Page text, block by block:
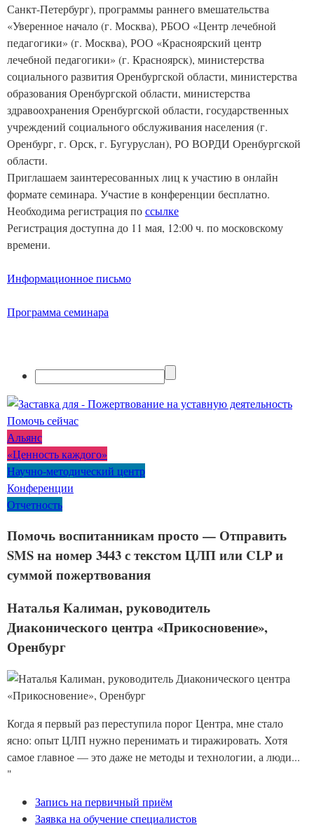
Санкт-Петербург), программы раннего вмешательства
«Уверенное начало (г. Москва), РБОО «Центр лечебной
педагогики» (г. Москва), РОО «Красноярский центр
лечебной педагогики» (г. Красноярск), министерства
социального развития Оренбургской области, министерства
образования Оренбургской области, министерства
здравоохранения Оренбургской области, государственных
учреждений социального обслуживания населения (г.
Оренбург, г. Орск, г. Бугуруслан), РО ВОРДИ Оренбургской
области.
Приглашаем заинтересованных лиц к участию в онлайн
формате семинара. Участие в конференции бесплатно.
Необходима регистрация поссылке
Регистрация доступна до 11 мая, 12:00 ч. по московскому
времени.
Информационное письмо
Программа семинара
Помочь сейчас
Альянс
«Ценность каждого»
Научно-методический центр
Конференции
Отчетность
Помочь воспитанникам просто — Отправить
SMS на номер 3443 с текстом ЦЛП или CLP и
суммой пожертвования
Наталья Калиман, руководитель
Диаконического центра «Прикосновение»,
Оренбург
Когда я первый раз переступила порог Центра, мне стало
ясно: опыт ЦЛП нужно перенимать и тиражировать. Хотя
самое главное — это даже не методы и технологии, а люди...
"
Запись на первичный приём
Заявка на обучение специалистов